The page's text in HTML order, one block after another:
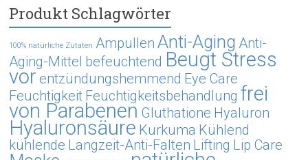
Produkt Schlagwörter
100% natürliche Zutaten Ampullen Anti-Aging Anti-
Aging-Mittel befeuchtend Beugt Stress
vor entzündungshemmend Eye Care
Feuchtigkeit Feuchtigkeitsbehandlung frei
von Parabenen Gluthatione Hyaluron
Hyaluronsäure Kurkuma Kühlend
kühlende Langzeit-Anti-Falten Lifting Lip Care